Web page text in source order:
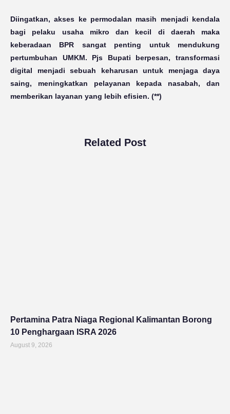
Diingatkan, akses ke permodalan masih menjadi kendala
bagi pelaku usaha mikro dan kecil di daerah maka
keberadaan BPR sangat penting untuk mendukung
pertumbuhan UMKM. Pjs Bupati berpesan, transformasi
digital menjadi sebuah keharusan untuk menjaga daya
saing, meningkatkan pelayanan kepada nasabah, dan
memberikan layanan yang lebih efisien. (**)
Related Post
Pertamina Patra Niaga Regional Kalimantan Borong
10 Penghargaan ISRA 2026
August 9, 2026